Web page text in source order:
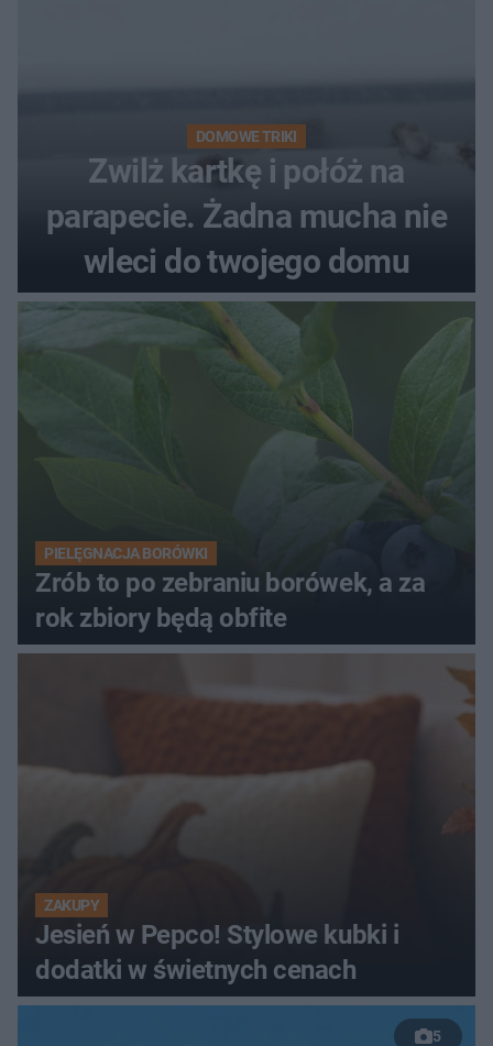
DOMOWE TRIKI
Zwilż kartkę i połóż na
parapecie. Żadna mucha nie
wleci do twojego domu
PIELĘGNACJA BORÓWKI
Zrób to po zebraniu borówek, a za
rok zbiory będą obfite
ZAKUPY
Jesień w Pepco! Stylowe kubki i
dodatki w świetnych cenach
5